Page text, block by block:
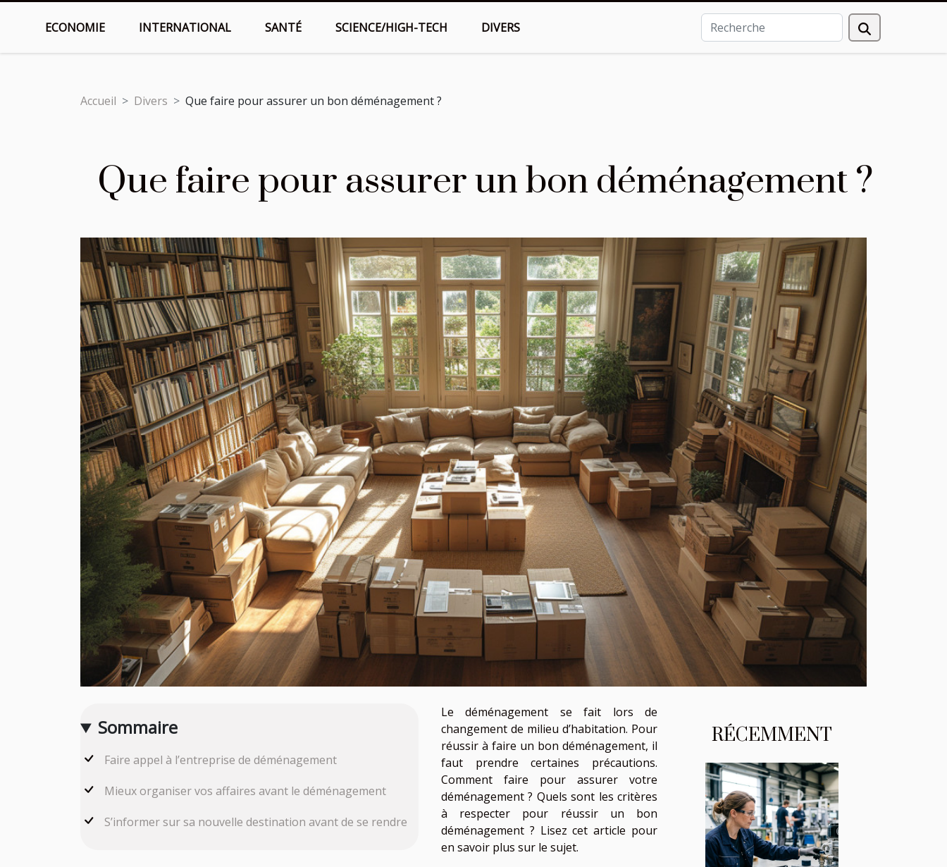
ECONOMIE INTERNATIONAL SANTÉ SCIENCE/HIGH-TECH DIVERS
Accueil Divers Que faire pour assurer un bon déménagement ?
Que faire pour assurer un bon déménagement ?
Sommaire
Faire appel à l’entreprise de déménagement
Mieux organiser vos affaires avant le déménagement
S’informer sur sa nouvelle destination avant de se rendre
Le déménagement se fait lors de
changement de milieu d’habitation. Pour
réussir à faire un bon déménagement, il
faut prendre certaines précautions.
Comment faire pour assurer votre
déménagement ? Quels sont les critères
à respecter pour réussir un bon
déménagement ? Lisez cet article pour
en savoir plus sur le sujet.
RÉCEMMENT